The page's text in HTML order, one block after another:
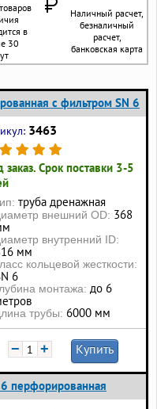
в
30
Наличный расчет,
безналичный
расчет,
банковская карта
с фильтром SN 6
3463
заказ. Срок поставки 3-5
труба дренажная
внешний OD: 368
внутренний ID:
мм
кольцевой жесткости:
6
монтажа: до 6
трубы: 6000 мм
− + Купить
перфорированная